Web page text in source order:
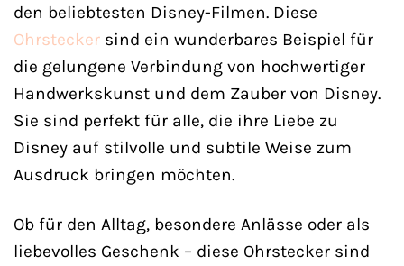
den beliebtesten Disney-Filmen. Diese
Ohrstecker sind ein wunderbares Beispiel für
die gelungene Verbindung von hochwertiger
Handwerkskunst und dem Zauber von Disney.
Sie sind perfekt für alle, die ihre Liebe zu
Disney auf stilvolle und subtile Weise zum
Ausdruck bringen möchten.
Ob für den Alltag, besondere Anlässe oder als
liebevolles Geschenk – diese Ohrstecker sind